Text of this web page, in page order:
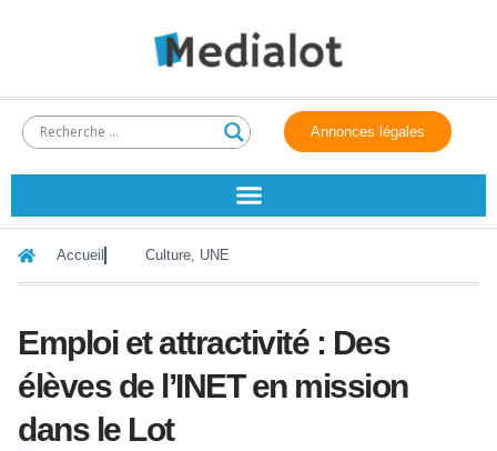
Annonces légales
Accueil Culture, UNE
Emploi et attractivité : Des
élèves de l’INET en mission
dans le Lot